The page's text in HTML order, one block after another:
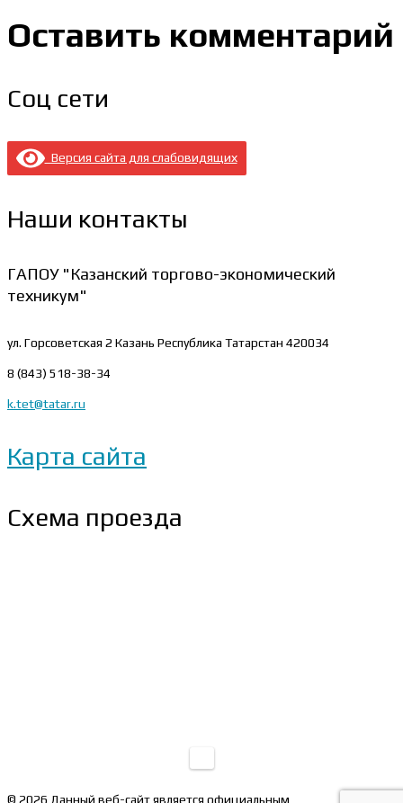
Оставить комментарий
Соц сети
Версия сайта для слабовидящих
Наши контакты
ГАПОУ "Казанский торгово-экономический
техникум"
ул. Горсоветская 2 Казань Республика Татарстан 420034
8 (843) 518-38-34
k.tet@tatar.ru
Карта сайта
Схема проезда
© 2026 Данный веб-сайт является официальным